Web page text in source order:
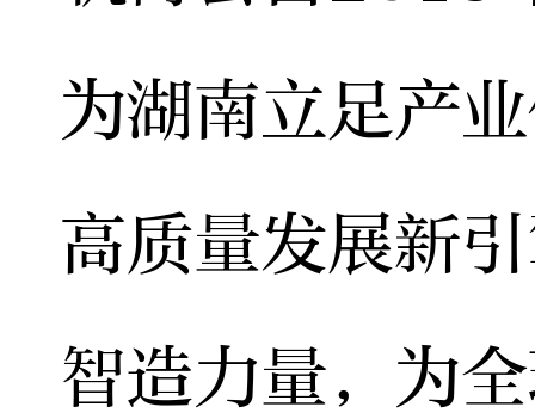
为湖南立足产
高质量发展新
智造力量，为